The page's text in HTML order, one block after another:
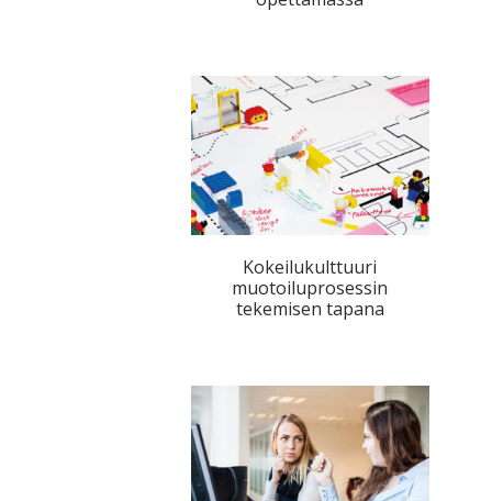
Kokeilukulttuuri
muotoiluprosessin
tekemisen tapana